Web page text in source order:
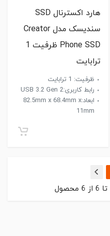
هارد اکسترنال SSD
سندیسک مدل Creator
Phone SSD ظرفیت 1
ترابایت
ظرفیت: 1 ترابایت
رابط کاربری:USB 3.2 Gen 2
ابعاد:‎82.5mm x 68.4mm x
11mm
تا 6 از 6 محصول